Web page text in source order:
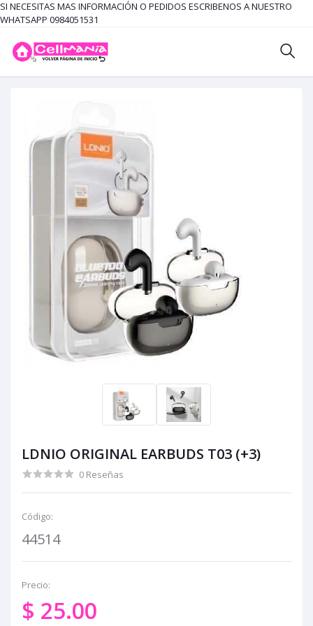
SI NECESITAS MAS INFORMACIÓN O PEDIDOS ESCRIBENOS A NUESTRO
WHATSAPP 0984051531
LDNIO ORIGINAL EARBUDS T03 (+3)
0 Reseñas
Código:
44514
Precio:
$ 25.00